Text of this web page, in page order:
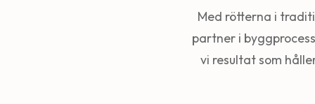
Med rötterna i
partner i
vi resultat som